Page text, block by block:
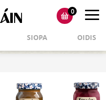
0
SIOPA OIDIS